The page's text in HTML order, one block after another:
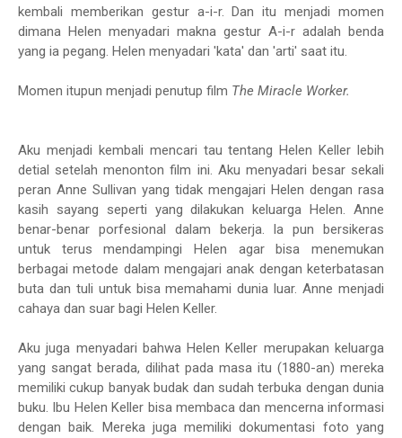
kembali memberikan gestur a-i-r. Dan itu menjadi momen
dimana Helen menyadari makna gestur A-i-r adalah benda
yang ia pegang. Helen menyadari 'kata' dan 'arti' saat itu.
Momen itupun menjadi penutup film The Miracle Worker.
Aku menjadi kembali mencari tau tentang Helen Keller lebih
detial setelah menonton film ini. Aku menyadari besar sekali
peran Anne Sullivan yang tidak mengajari Helen dengan rasa
kasih sayang seperti yang dilakukan keluarga Helen. Anne
benar-benar porfesional dalam bekerja. Ia pun bersikeras
untuk terus mendampingi Helen agar bisa menemukan
berbagai metode dalam mengajari anak dengan keterbatasan
buta dan tuli untuk bisa memahami dunia luar. Anne menjadi
cahaya dan suar bagi Helen Keller.
Aku juga menyadari bahwa Helen Keller merupakan keluarga
yang sangat berada, dilihat pada masa itu (1880-an) mereka
memiliki cukup banyak budak dan sudah terbuka dengan dunia
buku. Ibu Helen Keller bisa membaca dan mencerna informasi
dengan baik. Mereka juga memiliki dokumentasi foto yang